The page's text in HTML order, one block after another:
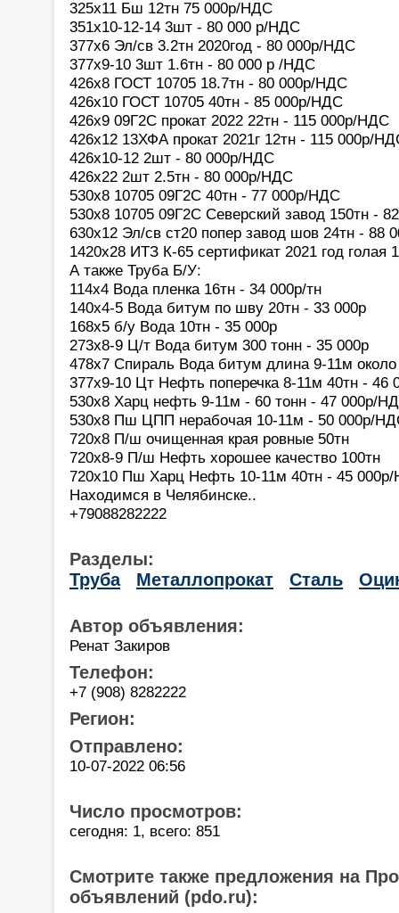
325х11 Бш 12тн 75 000р/НДС
351х10-12-14 3шт - 80 000 р/НДС
377х6 Эл/св 3.2тн 2020год - 80 000р/НДС
377х9-10 3шт 1.6тн - 80 000 р /НДС
426х8 ГОСТ 10705 18.7тн - 80 000р/НДС
426х10 ГОСТ 10705 40тн - 85 000р/НДС
426х9 09Г2С прокат 2022 22тн - 115 000р/НДС
426х12 13ХФА прокат 2021г 12тн - 115 000р/
426х10-12 2шт - 80 000р/НДС
426х22 2шт 2.5тн - 80 000р/НДС
530х8 10705 09Г2С 40тн - 77 000р/НДС
530х8 10705 09Г2С Северский завод 150тн -
630х12 Эл/св ст20 попер завод шов 24тн - 88
1420х28 ИТЗ К-65 сертификат 2021 год
А также Труба Б/У:
114х4 Вода пленка 16тн - 34 000р/тн
140х4-5 Вода битум по шву 20тн - 33 000р
168х5 б/у Вода 10тн - 35 000р
273х8-9 Ц/т Вода битум 300 тонн - 35 000р
478х7 Спираль Вода битум длина 9-11м около
377х9-10 Цт Нефть поперечка 8-11м 40тн - 46
530х8 Харц нефть 9-11м - 60 тонн - 47 000р/
530х8 Пш ЦПП нерабочая 10-11м - 50 000р/
720х8 П/ш очищенная края ровные 50тн
720х8-9 П/ш Нефть хорошее качество 100тн
720х10 Пш Харц Нефть 10-11м 40тн - 45
Находимся в Челябинске..
+79088282222
Разделы:
Труба
Металлопрокат Сталь
Автор объявления:
Ренат Закиров
Телефон:
+7 (908) 8282222
Регион:
Отправлено:
10-07-2022 06:56
Число просмотров:
сегодня: 1, всего: 851
Смотрите также предложения на
объявлений (pdo.ru):